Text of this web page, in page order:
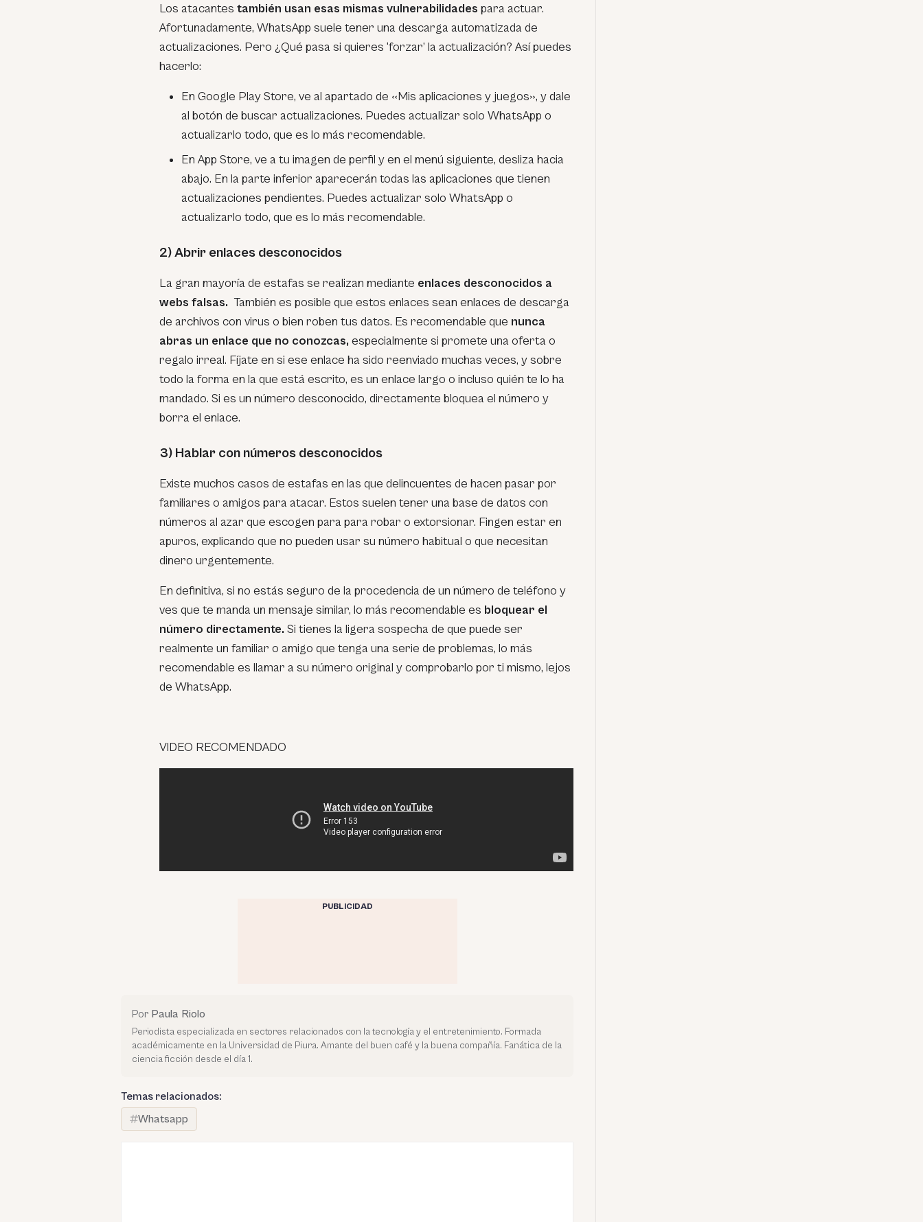
Los atacantes también usan esas mismas vulnerabilidades para actuar.
Afortunadamente, WhatsApp suele tener una descarga automatizada de
actualizaciones. Pero ¿Qué pasa si quieres ‘forzar’ la actualización? Así puedes
hacerlo:
En Google Play Store, ve al apartado de «Mis aplicaciones y juegos», y dale
al botón de buscar actualizaciones. Puedes actualizar solo WhatsApp o
actualizarlo todo, que es lo más recomendable.
En App Store, ve a tu imagen de perfil y en el menú siguiente, desliza hacia
abajo. En la parte inferior aparecerán todas las aplicaciones que tienen
actualizaciones pendientes. Puedes actualizar solo WhatsApp o
actualizarlo todo, que es lo más recomendable.
2) Abrir enlaces desconocidos
La gran mayoría de estafas se realizan mediante enlaces desconocidos a
webs falsas. También es posible que estos enlaces sean enlaces de descarga
de archivos con virus o bien roben tus datos. Es recomendable que nunca
abras un enlace que no conozcas, especialmente si promete una oferta o
regalo irreal. Fíjate en si ese enlace ha sido reenviado muchas veces, y sobre
todo la forma en la que está escrito, es un enlace largo o incluso quién te lo ha
mandado. Si es un número desconocido, directamente bloquea el número y
borra el enlace.
3) Hablar con números desconocidos
Existe muchos casos de estafas en las que delincuentes de hacen pasar por
familiares o amigos para atacar. Estos suelen tener una base de datos con
números al azar que escogen para para robar o extorsionar. Fingen estar en
apuros, explicando que no pueden usar su número habitual o que necesitan
dinero urgentemente.
En definitiva, si no estás seguro de la procedencia de un número de teléfono y
ves que te manda un mensaje similar, lo más recomendable es bloquear el
número directamente. Si tienes la ligera sospecha de que puede ser
realmente un familiar o amigo que tenga una serie de problemas, lo más
recomendable es llamar a su número original y comprobarlo por ti mismo, lejos
de WhatsApp.
VIDEO RECOMENDADO
PUBLICIDAD
Por Paula Riolo
Periodista especializada en sectores relacionados con la tecnología y el entretenimiento. Formada
académicamente en la Universidad de Piura. Amante del buen café y la buena compañía. Fanática de la
ciencia ficción desde el día 1.
Temas relacionados:
Whatsapp